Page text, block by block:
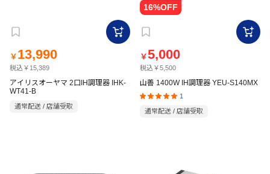
￥ 13,990
税込￥15,389
アイリスオーヤマ 2口IH調理器 IHK-
WT41-B
通常配送 / 店舗受取
￥5,000
税込￥5,500
山善 1400W IH調理器 YEU-S140MX
1
通常配送 / 店舗受取